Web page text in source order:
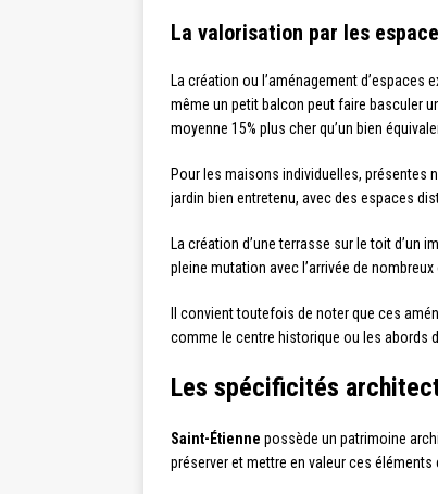
La valorisation par les
La création ou l’aménagement d’espaces
même un petit balcon peut faire basculer
moyenne 15% plus cher qu’un bien
Pour les maisons individuelles, présentes
jardin bien entretenu, avec des espaces
La création d’une terrasse sur le toit d’un
pleine mutation avec l’arrivée de
Il convient toutefois de noter que ces
comme le centre historique ou les abords
Les spécificités
Saint-Étienne possède un patrimoine
préserver et mettre en valeur ces éléments